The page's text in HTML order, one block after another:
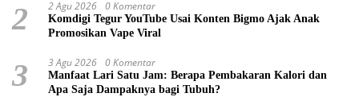
2 2 Agu 2026 0 Komentar
Komdigi Tegur YouTube Usai Konten Bigmo Ajak Anak
Promosikan Vape Viral
3 3 Agu 2026 0 Komentar
Manfaat Lari Satu Jam: Berapa Pembakaran Kalori dan
Apa Saja Dampaknya bagi Tubuh?